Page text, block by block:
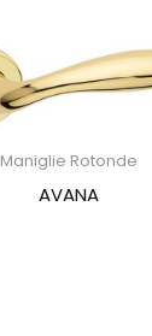
Maniglie Rotonde
AVANA